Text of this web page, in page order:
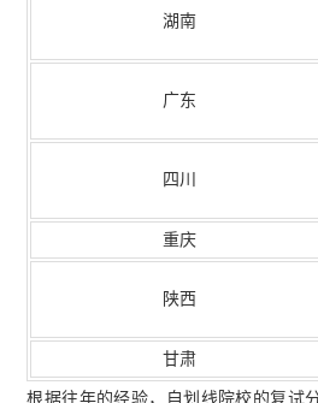
湖南
广东
四川
重庆
陕西
甘肃
根据往年的经验，自划线院校的复试